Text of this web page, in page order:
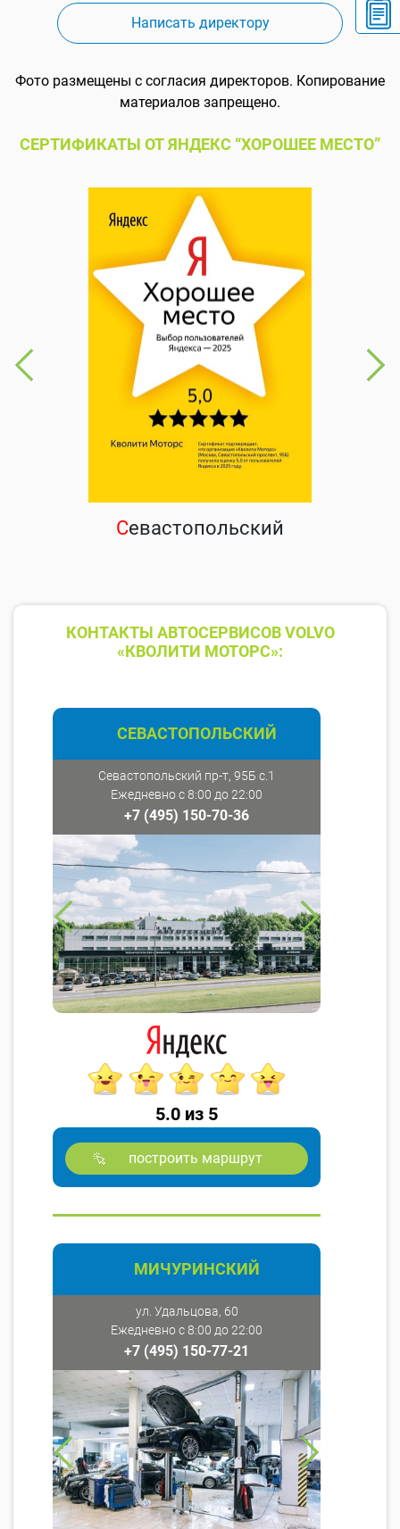
Написать директору
Фото размещены с согласия директоров. Копирование
материалов запрещено.
СЕРТИФИКАТЫ ОТ ЯНДЕКС “ХОРОШЕЕ МЕСТО”
Севастопольский
КОНТАКТЫ АВТОСЕРВИСОВ VOLVO
«КВОЛИТИ МОТОРС»:
СЕВАСТОПОЛЬСКИЙ
Севастопольский пр-т, 95Б с.1
Ежедневно с 8:00 до 22:00
+7 (495) 150-70-36
5.0 из 5
построить маршрут
МИЧУРИНСКИЙ
ул. Удальцова, 60
Ежедневно с 8:00 до 22:00
+7 (495) 150-77-21